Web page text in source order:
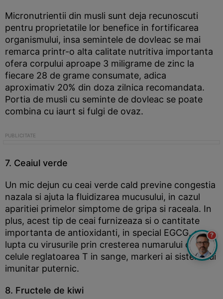
Micronutrientii din musli sunt deja recunoscuti
pentru proprietatile lor benefice in fortificarea
organismului, insa semintele de dovleac se mai
remarca printr-o alta calitate nutritiva importanta
ofera corpului aproape 3 miligrame de zinc la
fiecare 28 de grame consumate, adica
aproximativ 20% din doza zilnica recomandata.
Portia de musli cu seminte de dovleac se poate
combina cu iaurt si fulgi de ovaz.
7. Ceaiul verde
Un mic dejun cu ceai verde cald previne congestia
nazala si ajuta la fluidizarea mucusului, in cazul
aparitiei primelor simptome de gripa si raceala. In
plus, acest tip de ceai furnizeaza si o cantitate
importanta de antioxidanti, in special EGCG, care
lupta cu virusurile prin cresterea numarului de
celule reglatoarea T in sange, markeri ai sistemului
imunitar puternic.
8. Fructele de kiwi
?